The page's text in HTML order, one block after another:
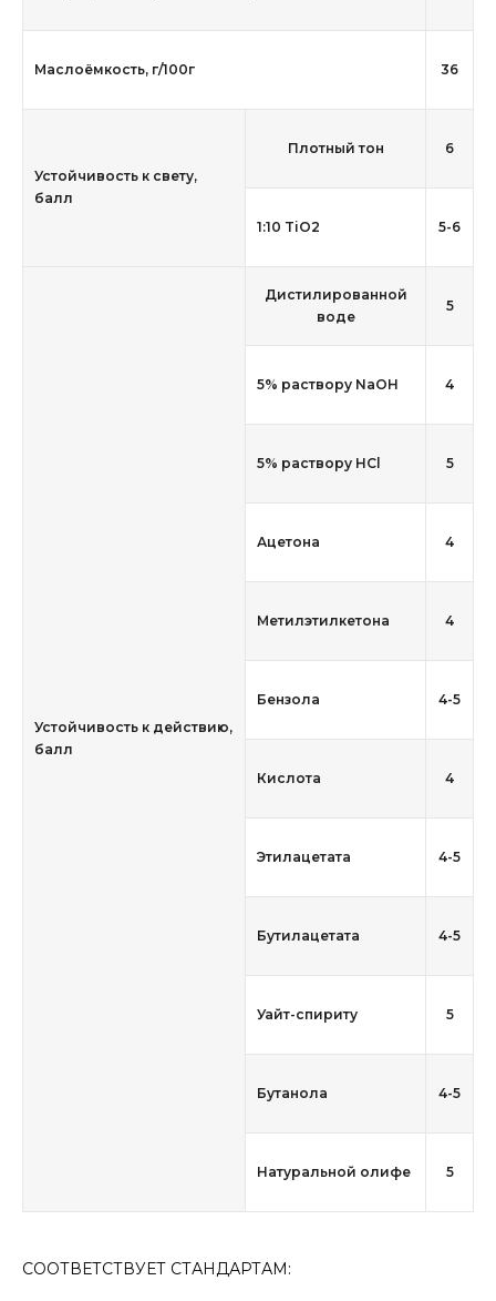
Маслоёмкость, г/100г 36
Устойчивость к свету,
балл
Плотный тон 6
1:10 TiO2 5-6
Устойчивость к действию,
балл
Дистилированной
воде
5
5% раствору NaOH 4
5% раствору HCl 5
Ацетона 4
Метилэтилкетона 4
Бензола 4-5
Кислота 4
Этилацетата 4-5
Бутилацетата 4-5
Уайт-спириту 5
Бутанола 4-5
Натуральной олифе 5
СООТВЕТСТВУЕТ СТАНДАРТАМ: